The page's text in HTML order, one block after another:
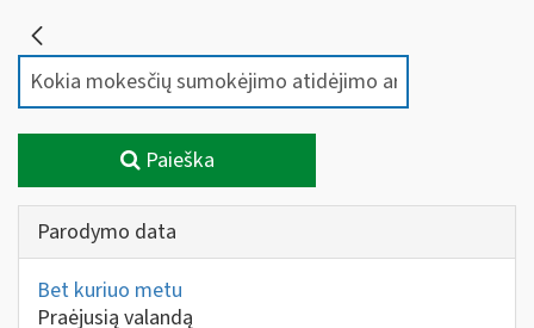
Paieška
Parodymo data
Bet kuriuo metu
Praėjusią valandą